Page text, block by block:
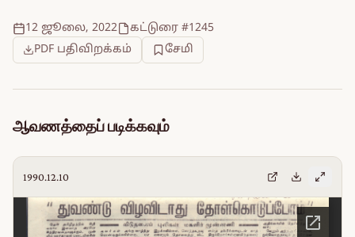
12 ஜூலை, 2022
கட்டுரை #1245
PDF பதிவிறக்கம்
சேமி
ஆவணத்தைப் படிக்கவும்
1990.12.10